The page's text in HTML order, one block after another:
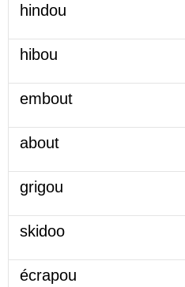
hindou
hibou
embout
about
grigou
skidoo
écrapou